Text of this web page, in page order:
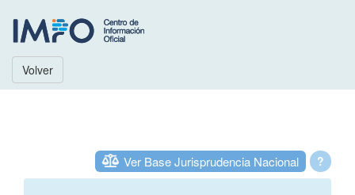
Volver
?
Ver Base Jurisprudencia Nacional